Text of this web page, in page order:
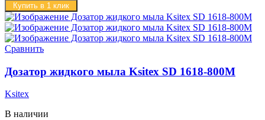
Купить в 1 клик
Сравнить
Дозатор жидкого мыла Ksitex SD 1618-800M
Ksitex
В наличии